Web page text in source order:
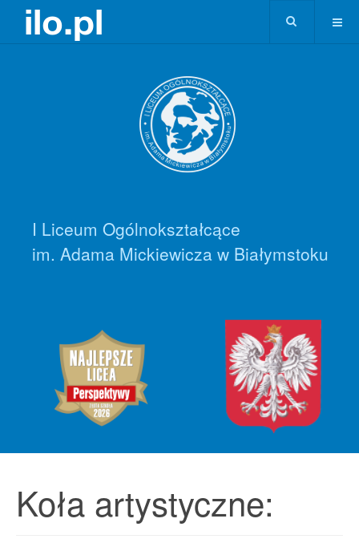
I Liceum Ogólnokształcące
im. Adama Mickiewicza w Białymstoku
Koła artystyczne: